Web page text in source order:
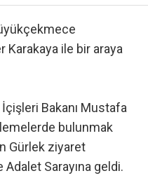
Karakaya ile bir araya
İçişleri Bakanı Mustafa
bulunmak
Gürlek ziyaret
Sarayına geldi.